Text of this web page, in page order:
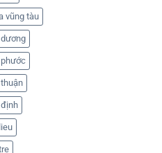
vũng tàu